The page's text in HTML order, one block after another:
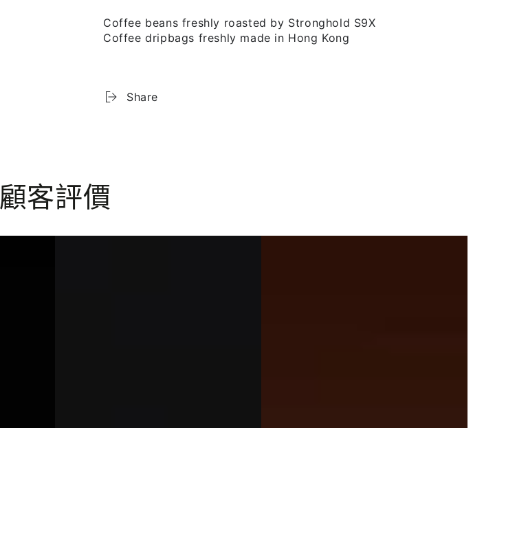
Coffee beans freshly roasted by Stronghold S9X
Coffee dripbags freshly made in Hong Kong
Share
顧客評價